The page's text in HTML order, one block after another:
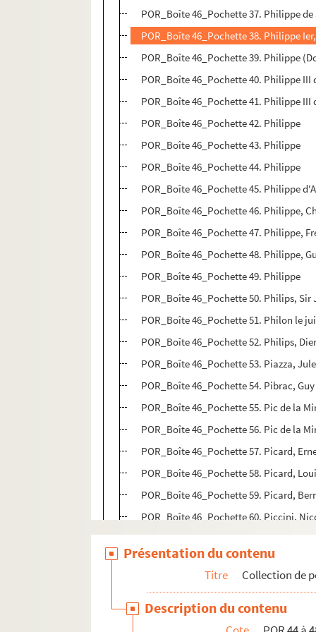
POR_Boîte 46_Pochette 37. Philippe de
POR_Boîte 46_Pochette 38. Philippe
POR_Boîte 46_Pochette 39. Philippe
POR_Boîte 46_Pochette 40. Philippe
POR_Boîte 46_Pochette 41. Philippe III
POR_Boîte 46_Pochette 42. Philippe
POR_Boîte 46_Pochette 43. Philippe
POR_Boîte 46_Pochette 44. Philippe
POR_Boîte 46_Pochette 45. Philippe
POR_Boîte 46_Pochette 46. Philippe,
POR_Boîte 46_Pochette 47. Philippe,
POR_Boîte 46_Pochette 48. Philippe,
POR_Boîte 46_Pochette 49. Philippe
POR_Boîte 46_Pochette 50. Philips, Sir
POR_Boîte 46_Pochette 51. Philon le
POR_Boîte 46_Pochette 52. Philips,
POR_Boîte 46_Pochette 53. Piazza,
POR_Boîte 46_Pochette 54. Pibrac,
POR_Boîte 46_Pochette 55. Pic de la
POR_Boîte 46_Pochette 56. Pic de la
POR_Boîte 46_Pochette 57. Picard,
POR_Boîte 46_Pochette 58. Picard,
POR_Boîte 46_Pochette 59. Picard,
POR_Boîte 46_Pochette 60. Piccini,
POR_Boîte 46_Pochette 61.
POR_Boîte 46_Pochette 62.
POR_Boîte 46_Pochette 63.
POR_Boîte 46_Pochette 64. Pichegru,
POR_Boîte 46_Pochette 65. Pichon, Le
Présentation du contenu
Titre Collection de
Description du contenu